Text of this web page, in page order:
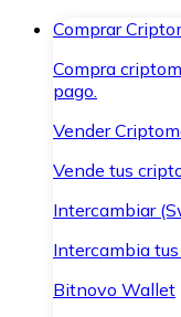
Comprar
Compra
pago.
Vender
Vende tus
Intercambiar
Intercambia
Bitnovo Wallet